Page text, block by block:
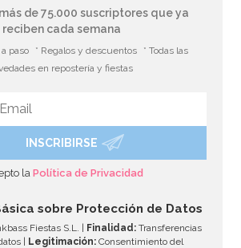
Bosque encantado
de 75.000 suscriptores que ya
reciben cada semana
paso * Regalos y descuentos
* Todas las
en repostería y fiestas
INSCRIBIRSE
laPolítica de Privacidad
sobre Protección de Datos
Fiestas S.L. | Finalidad: Transferencias
|
Legitimación: Consentimiento del